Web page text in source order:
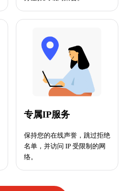
专属IP服务
保持您的在线声誉，跳过拒绝
名单，并访问 IP 受限制的网
络。